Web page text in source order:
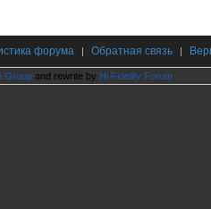
форума | Обратная связь |
Group and rewrite by Hi Fidelity Forum